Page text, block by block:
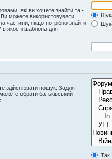
які ви хочете знайти та -
можете використовувати
частини, якщо потрібно знайти
в якості шаблона для
здійснювати пошук. Задля
обрати батьківський
Так